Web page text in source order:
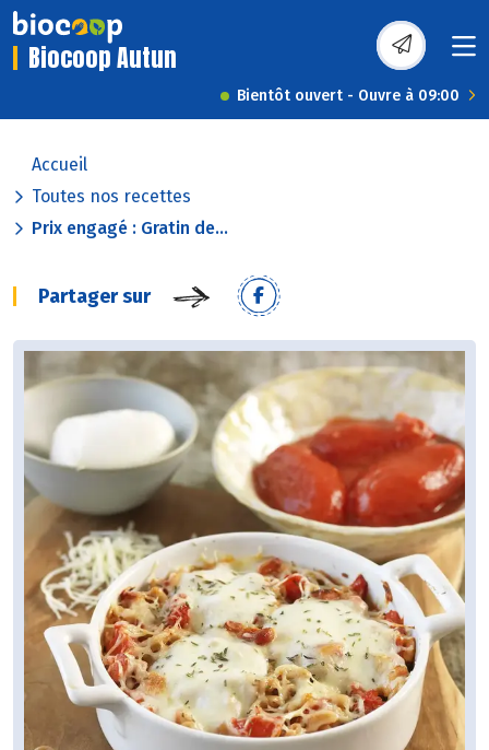
Biocoop Autun
Bientôt ouvert - Ouvre à 09:00
Accueil
Toutes nos recettes
Prix engagé : Gratin de...
Partager sur